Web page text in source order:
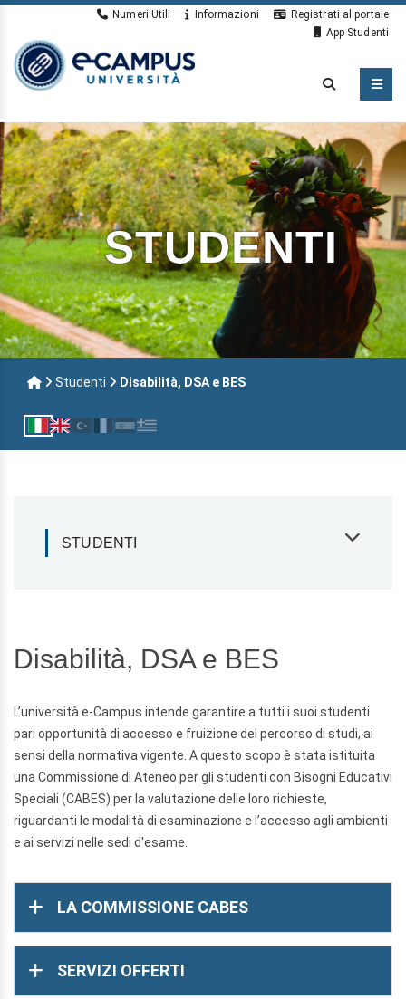
Numeri Utili Informazioni
Registrati al portale
App Studenti
STUDENTI
Studenti Disabilità, DSA e BES
STUDENTI
Disabilità, DSA e BES
L’università e-Campus intende garantire a tutti i suoi studenti
pari opportunità di accesso e fruizione del percorso di studi, ai
sensi della normativa vigente. A questo scopo è stata istituita
una Commissione di Ateneo per gli studenti con Bisogni Educativi
Speciali (CABES) per la valutazione delle loro richieste,
riguardanti le modalità di esaminazione e l’accesso agli ambienti
e ai servizi nelle sedi d'esame.
LA COMMISSIONE CABES
SERVIZI OFFERTI